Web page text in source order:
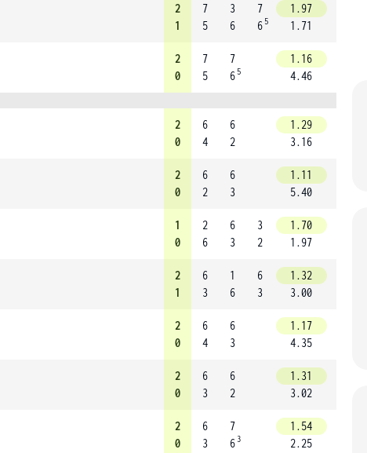
2
1
7
5
3
6
7
6 5
1.97
1.71
2
0
7
5
7
6 5
1.16
4.46
2
0
6
4
6
2
1.29
3.16
2
0
6
2
6
3
1.11
5.40
1
0
2
6
6
3
3
2
1.70
1.97
2
1
6
3
1
6
6
3
1.32
3.00
2
0
6
4
6
3
1.17
4.35
2
0
6
3
6
2
1.31
3.02
2
0
6
3
7
6 3
1.54
2.25